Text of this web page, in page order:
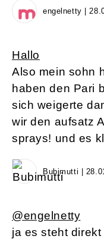
engelnetty |
Hallo
Also mein sohn
haben den Pari
sich weigerte
wir den aufsatz
sprays! und es
Bubimutti |
@engelnetty
ja es steht